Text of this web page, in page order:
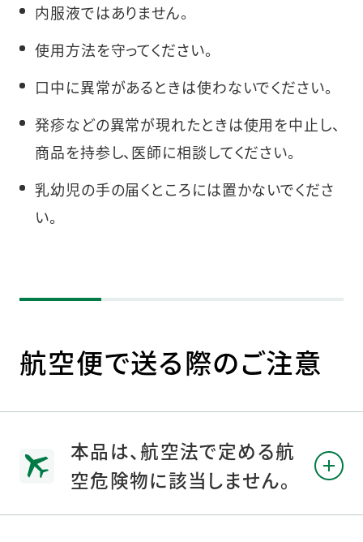
内服液ではありません。
使用方法を守ってください。
口中に異常があるときは使わないでください。
発疹などの異常が現れたときは使用を中止し、
商品を持参し、医師に相談してください。
乳幼児の手の届くところには置かないでくださ
い。
航空便で送る際のご注意
本品は、航空法で定める航
空危険物に該当しません。